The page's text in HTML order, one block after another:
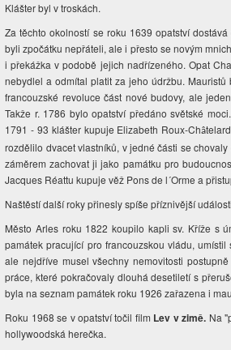
Klášter byl v troskách.
Za těchto okolností se roku 1639 opatství
byli zpočátku nepřáteli, ale i přesto se novým
i překážka v podobě jejich nadřízeného. Opat
nebydlel a odmítal platit za jeho údržbu.
francouzské revoluce část nové budovy, ale
Takže r. 1786 bylo opatství předáno světské
1791 - 93 klášter kupuje Elizabeth Roux-Châ
rozdělilo dvacet vlastníků, v jedné části se
záměrem zachovat ji jako památku pro
Jacques Réattu kupuje věž Pons de l´Orme a
Naštěstí další roky přinesly spíše příznivější
Město Arles roku 1822 koupilo kapli sv. Kříže s
památek pracující pro francouzskou vládu,
ale nejdříve musel všechny nemovitosti
práce, které pokračovaly dlouhá desetiletí s
byla na seznam památek roku 1926 zařazena i
Roku 1968 se v opatství točil film Lev v zimě. Na
hollywoodská herečka.